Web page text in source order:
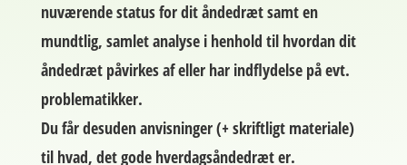
nuværende status for dit åndedræt samt en
mundtlig, samlet analyse i henhold til hvordan dit
åndedræt påvirkes af eller har indflydelse på evt.
problematikker.
Du får desuden anvisninger (+ skriftligt materiale)
til hvad, det gode hverdagsåndedræt er.